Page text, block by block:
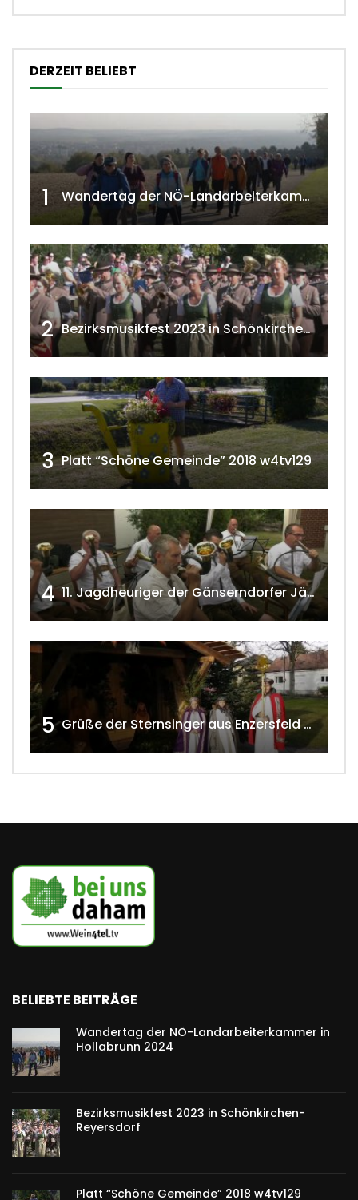
DERZEIT BELIEBT
1 Wandertag der NÖ-Landarbeiterkammer in Hollabrunn 2024
2 Bezirksmusikfest 2023 in Schönkirchen-Reyersdorf
3 Platt “Schöne Gemeinde” 2018 w4tv129
4 11. Jagdheuriger der Gänserndorfer Jäger 2020 w4tv166
5 Grüße der Sternsinger aus Enzersfeld – Klein-Engersdorf 2021 w4tv169
BELIEBTE BEITRÄGE
Wandertag der NÖ-Landarbeiterkammer in
Hollabrunn 2024
Bezirksmusikfest 2023 in Schönkirchen-
Reyersdorf
Platt “Schöne Gemeinde” 2018 w4tv129